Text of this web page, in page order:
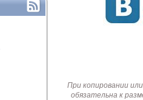
При копировании
обязательна к